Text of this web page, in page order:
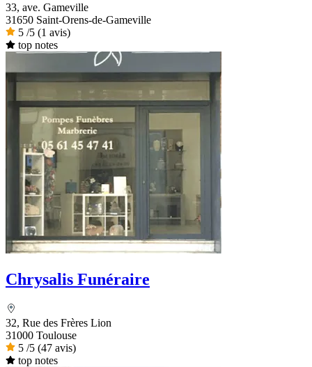
33, ave. Gameville
31650 Saint-Orens-de-Gameville
5 /5 (1 avis)
top notes
Chrysalis Funéraire
32, Rue des Frères Lion
31000 Toulouse
5 /5 (47 avis)
top notes